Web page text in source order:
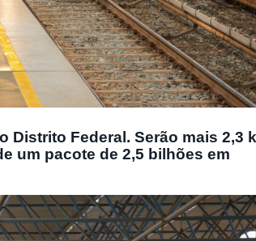
Federal. Serão mais 2,3
um pacote de 2,5 bilhões em